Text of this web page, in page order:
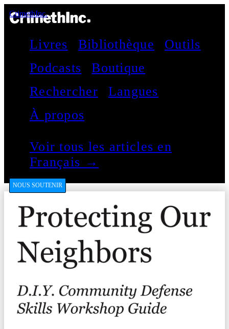
CrimethInc.
Livres Bibliothèque
Outils
Podcasts
Boutique
Rechercher
Langues
À propos
Voir tous les articles en
Français →
NOUS SOUTENIR